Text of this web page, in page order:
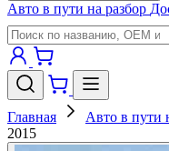
Авто в пути на разбор
Главная Авто в пути
2015